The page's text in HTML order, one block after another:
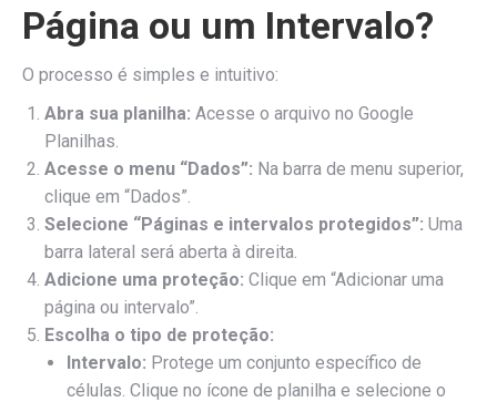
Página ou um Intervalo?
O processo é simples e intuitivo:
Abra sua planilha: Acesse o arquivo no Google
Planilhas.
Acesse o menu “Dados”: Na barra de menu superior,
clique em “Dados”.
Selecione “Páginas e intervalos protegidos”: Uma
barra lateral será aberta à direita.
Adicione uma proteção: Clique em “Adicionar uma
página ou intervalo”.
Escolha o tipo de proteção:
Intervalo: Protege um conjunto específico de
células. Clique no ícone de planilha e selecione o